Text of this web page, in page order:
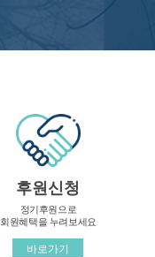
후원신청
정기후원으로
회원혜택을 누려보세요
바로가기